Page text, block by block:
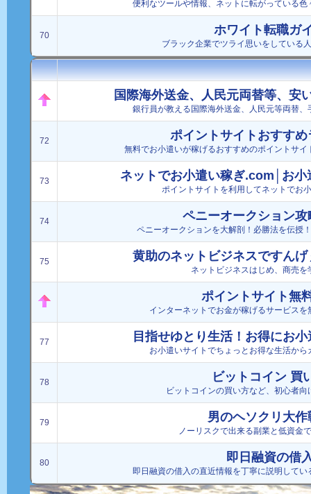
便利なツールや情報、ネットに転がっている
70 ホワイト転職ガ
ブラック企業でツライ思いをしている
国際海外送金、人民元両替等、安
銀行員が教える国際海外送金、人民元等両替
72 ポイントサイトおすすめ
無料でお小遣いが稼げるおすすめのポイントサ
73 ネットでお小遣い稼ぎ.com│お小
ポイントサイトを利用してネットでお
74 ペニーオークション攻
ペニーオークションを大解剖！必勝法を伝授
75 黄助のネットビジネスですん
ネットビジネスはじめ、商売を
ポイントサイト無
インターネットでお金が稼げるサービスを
77 目指せゆとり生活！お得にお
お小遣いサイトでちょっとお得な生活から
78 ビットコイン 買
ビットコインの買い方など、初心者向
79 男のヘソクリ大作
ノーリスクで出来る副業と低資金
80 即日融資の借
即日融資の借入の直近情報を丁寧に説明して